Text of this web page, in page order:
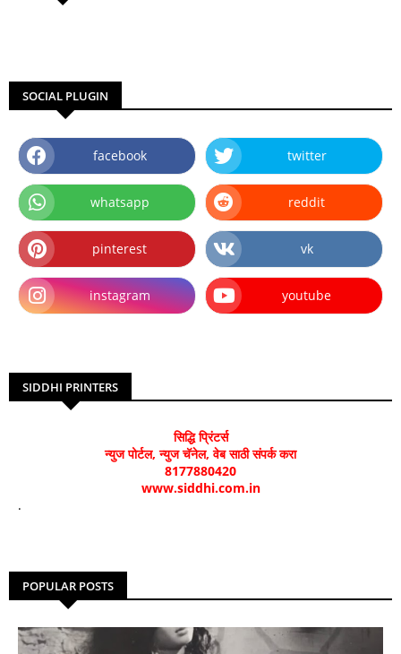
SOCIAL PLUGIN
facebook twitter
whatsapp reddit
pinterest vk
instagram youtube
SIDDHI PRINTERS
सिद्धि प्रिंटर्स
न्युज पोर्टल, न्युज चॅनेल, वेब साठी संपर्क करा
8177880420
www.siddhi.com.in
.
POPULAR POSTS